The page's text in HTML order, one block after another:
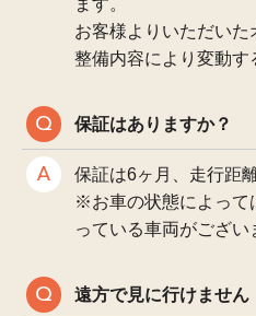
ます。
お客様よりいただい
整備内容により変動す
保証はありますか？
保証は6ヶ月、走行距
※お車の状態によって
っている車両がござい
遠方で見に行けません